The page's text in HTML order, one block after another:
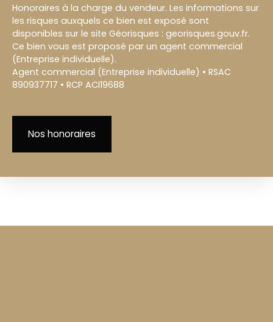
Honoraires à la charge du vendeur. Les informations sur
les risques auxquels ce bien est exposé sont
disponibles sur le site Géorisques : georisques.gouv.fr.
Ce bien vous est proposé par un agent commercial
(Entreprise individuelle).
Agent commercial (Entreprise individuelle) • RSAC
890937717 • RCP ACI19688
Nos honoraires